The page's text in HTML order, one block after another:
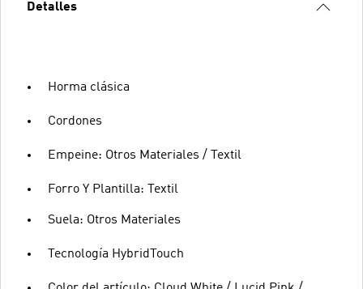
Detalles
Horma clásica
Cordones
Empeine: Otros Materiales / Textil
Forro Y Plantilla: Textil
Suela: Otros Materiales
Tecnología HybridTouch